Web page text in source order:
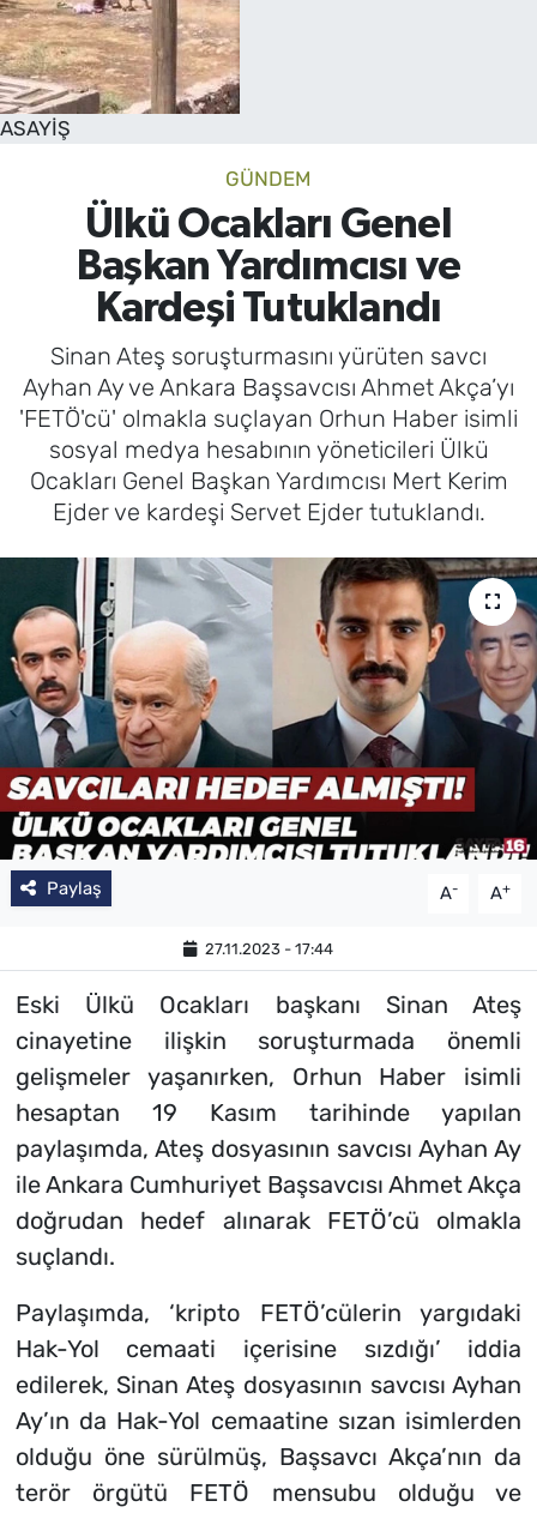
ASAYİŞ
GÜNDEM
Ülkü Ocakları Genel
Başkan Yardımcısı ve
Kardeşi Tutuklandı
Sinan Ateş soruşturmasını yürüten savcı
Ayhan Ay ve Ankara Başsavcısı Ahmet Akça’yı
'FETÖ'cü' olmakla suçlayan Orhun Haber isimli
sosyal medya hesabının yöneticileri Ülkü
Ocakları Genel Başkan Yardımcısı Mert Kerim
Ejder ve kardeşi Servet Ejder tutuklandı.
Paylaş A- A+
27.11.2023 - 17:44
Eski Ülkü Ocakları başkanı Sinan Ateş
cinayetine ilişkin soruşturmada önemli
gelişmeler yaşanırken, Orhun Haber isimli
hesaptan 19 Kasım tarihinde yapılan
paylaşımda, Ateş dosyasının savcısı Ayhan Ay
ile Ankara Cumhuriyet Başsavcısı Ahmet Akça
doğrudan hedef alınarak FETÖ’cü olmakla
suçlandı.
Paylaşımda,
‘kripto FETÖ’cülerin yargıdaki
Hak-Yol cemaati içerisine sızdığı’ iddia
edilerek, Sinan Ateş dosyasının savcısı Ayhan
Ay’ın da Hak-Yol cemaatine sızan isimlerden
olduğu öne sürülmüş, Başsavcı Akça’nın da
terör örgütü FETÖ mensubu olduğu ve
SAĞLIK
TV REHBERİ